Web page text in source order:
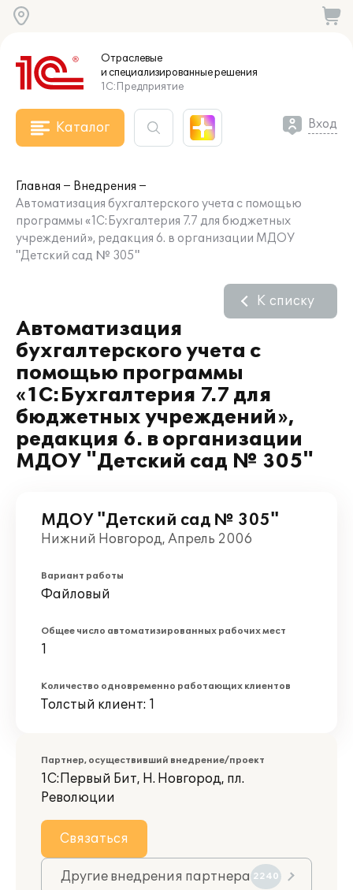
Отраслевые
и специализированныерешения
1С:Предприятие
Каталог Вход
Главная
Внедрения
Автоматизация бухгалтерского учета с помощью
программы «1С:Бухгалтерия 7.7 для бюджетных
учреждений», редакция 6. в организации МДОУ
"Детский сад № 305"
Автоматизация
бухгалтерского учета с
помощью программы
«1С:Бухгалтерия 7.7 для
бюджетных учреждений»,
редакция 6. в организации
МДОУ "Детский сад № 305"
К списку
МДОУ "Детский сад № 305"
Нижний Новгород, Апрель 2006
Вариант работы
Файловый
Общее число автоматизированных рабочих мест
1
Количество одновременно работающих клиентов
Толстый клиент: 1
Партнер, осуществивший внедрение/проект
1С:Первый Бит, Н. Новгород, пл.
Революции
Связаться
Другие внедрения партнера 2240